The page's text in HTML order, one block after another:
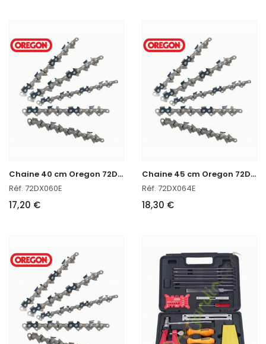
C
haine 40 cm Oregon 72DX060E
Réf. 72DX060E
17,20 €
C
haine 45 cm Oregon 72DX064E
Réf. 72DX064E
18,30 €